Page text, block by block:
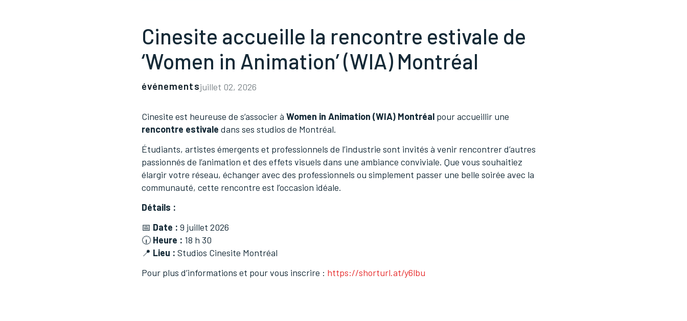
Cinesite accueille la rencontre estivale de
‘Women in Animation’ (WIA) Montréal
événementsjuillet 02, 2026
Cinesite est heureuse de s’associer à Women in Animation (WIA) Montréal pour accueillir une
rencontre estivale dans ses studios de Montréal.
Étudiants, artistes émergents et professionnels de l’industrie sont invités à venir rencontrer d’autres
passionnés de l’animation et des effets visuels dans une ambiance conviviale. Que vous souhaitiez
élargir votre réseau, échanger avec des professionnels ou simplement passer une belle soirée avec la
communauté, cette rencontre est l’occasion idéale.
Détails :
📅 Date : 9 juillet 2026
🕡Heure : 18 h 30
📍 Lieu : Studios Cinesite Montréal
Pour plus d’informations et pour vous inscrire : https://shorturl.at/y6lbu